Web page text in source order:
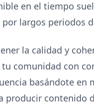
en el tiempo
largos periodos
la calidad y
comunidad con
basándote en
producir contenido